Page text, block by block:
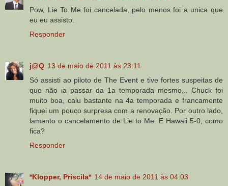
Pow, Lie To Me foi cancelada, pelo menos foi a unica que
eu eu assisto.
Responder
j@Q 13 de maio de 2011 às 23:11
Só assisti ao piloto de The Event e tive fortes suspeitas de
que não ia passar da 1a temporada mesmo... Chuck foi
muito boa, caiu bastante na 4a temporada e francamente
fiquei um pouco surpresa com a renovação. Por outro lado,
lamento o cancelamento de Lie to Me. E Hawaii 5-0, como
fica?
Responder
*Klopper, Priscila* 14 de maio de 2011 às 04:03